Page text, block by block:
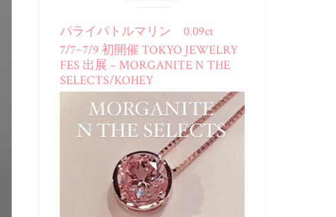
パライバトルマリン 0.09ct
7/7~7/9 初開催 TOKYO JEWELRY
FES 出展 – MORGANITE N THE
SELECTS/KOHEY